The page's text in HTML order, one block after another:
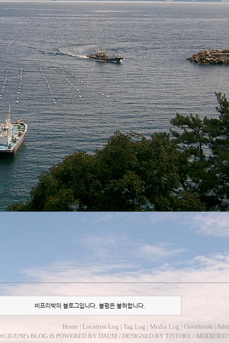
비프리박의 블로그입니다. 불펌은 불허합니다.
Home | Location Log | Tag Log | Media Log | Guestbook |
비프리박's BLOG IS POWERED BY DAUM / DESIGNED BY TISTORY / MODIFIED